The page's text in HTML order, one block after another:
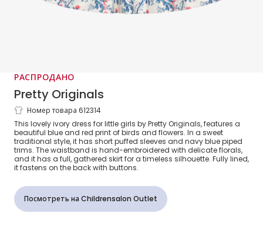
РАСПРОДАНО
Pretty Originals
Girls Blue & Red Floral Puffed Sleeve
Dress
Номер товара 612314
This lovely ivory dress for little girls by Pretty Originals, features a
beautiful blue and red print of birds and flowers. In a sweet
traditional style, it has short puffed sleeves and navy blue piped
trims. The waistband is hand-embroidered with delicate florals,
and it has a full, gathered skirt for a timeless silhouette. Fully lined,
it fastens on the back with buttons.
Посмотреть на Childrensalon Outlet